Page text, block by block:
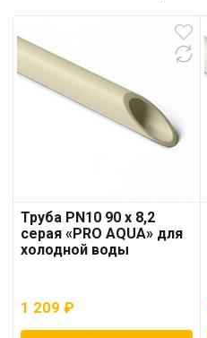
Труба PN10 90 x 8,2
серая «PRO AQUA» для
холодной воды
1 209 ₽